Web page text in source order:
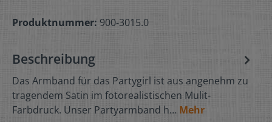
Produktnummer: 900-3015.0
Beschreibung
Das Armband für das Partygirl ist aus angenehm zu
tragendem Satin im fotorealistischen Mulit-
Farbdruck. Unser Partyarmband h… Mehr